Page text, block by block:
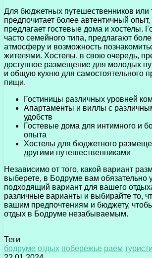
Для бюджетных путешественников или
предпочитает более автентичный
предлагает гостевые дома и хостелы.
часто семейного типа, предлагают
атмосферу и возможность
жителями. Хостелы, в свою очередь,
доступное размещение для молодых
и общую кухню для самостоятельного
пищи.
Гостиницы различных уровней
Апартаменты и виллы с
удобств
Гостевые дома для интимного и
опыта
Хостелы для бюджетного
другими путешественниками
Независимо от того, какой вариант
выберете, в Бодруме вам обязательно
подходящий вариант для вашего
различные варианты и выбирайте то,
вашим предпочтениям и бюджету,
отдых в Бодруме незабываемым.
Теги
бодруме отдых побережье раем